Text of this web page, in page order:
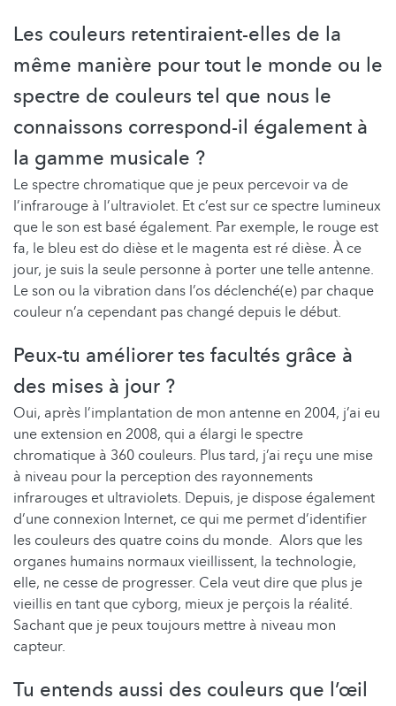
Les couleurs retentiraient-elles de la
même manière pour tout le monde ou le
spectre de couleurs tel que nous le
connaissons correspond-il également à
la gamme musicale ?
Le spectre chromatique que je peux percevoir va de
l’infrarouge à l’ultraviolet. Et c’est sur ce spectre lumineux
que le son est basé également. Par exemple, le rouge est
fa, le bleu est do dièse et le magenta est ré dièse. À ce
jour, je suis la seule personne à porter une telle antenne.
Le son ou la vibration dans l’os déclenché(e) par chaque
couleur n’a cependant pas changé depuis le début.
Peux-tu améliorer tes facultés grâce à
des mises à jour ?
Oui, après l’implantation de mon antenne en 2004, j’ai eu
une extension en 2008, qui a élargi le spectre
chromatique à 360 couleurs. Plus tard, j’ai reçu une mise
à niveau pour la perception des rayonnements
infrarouges et ultraviolets. Depuis, je dispose également
d’une connexion Internet, ce qui me permet d’identifier
les couleurs des quatre coins du monde. Alors que les
organes humains normaux vieillissent, la technologie,
elle, ne cesse de progresser. Cela veut dire que plus je
vieillis en tant que cyborg, mieux je perçois la réalité.
Sachant que je peux toujours mettre à niveau mon
capteur.
Tu entends aussi des couleurs que l’œil